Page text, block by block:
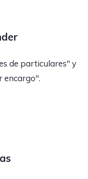
de particulares" y
encargo".